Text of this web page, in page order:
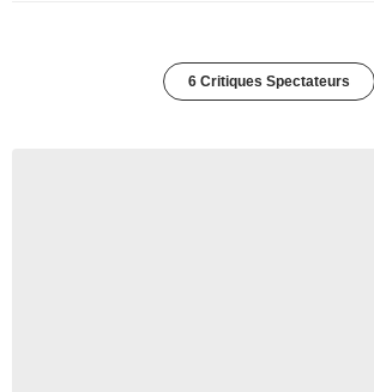
6 Critiques Spectateurs